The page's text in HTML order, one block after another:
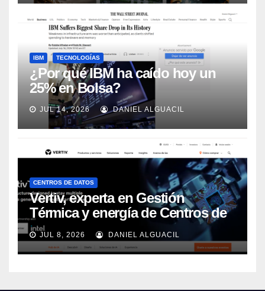
IBM TECNOLOGÍAS
¿Por qué IBM ha caído hoy un
25% en Bolsa?
JUL 14, 2026 DANIEL ALGUACIL
CENTROS DE DATOS
Vertiv, experta en Gestión
Térmica y energía de Centros de
Datos, sigue su crecimiento
imparable
JUL 8, 2026 DANIEL ALGUACIL